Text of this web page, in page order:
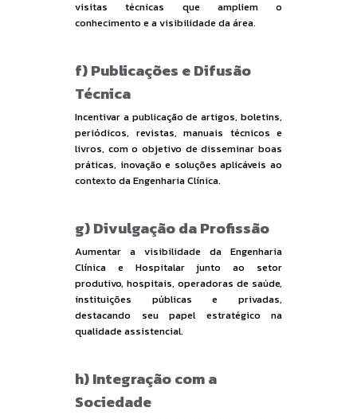
visitas técnicas que ampliem o
conhecimento e a visibilidade da área.
f) Publicações e Difusão
Técnica
Incentivar a publicação de artigos, boletins,
periódicos, revistas, manuais técnicos e
livros, com o objetivo de disseminar boas
práticas, inovação e soluções aplicáveis ao
contexto da Engenharia Clínica.
g) Divulgação da Profissão
Aumentar a visibilidade da Engenharia
Clínica e Hospitalar junto ao setor
produtivo, hospitais, operadoras de saúde,
instituições públicas e privadas,
destacando seu papel estratégico na
qualidade assistencial.
h) Integração com a
Sociedade